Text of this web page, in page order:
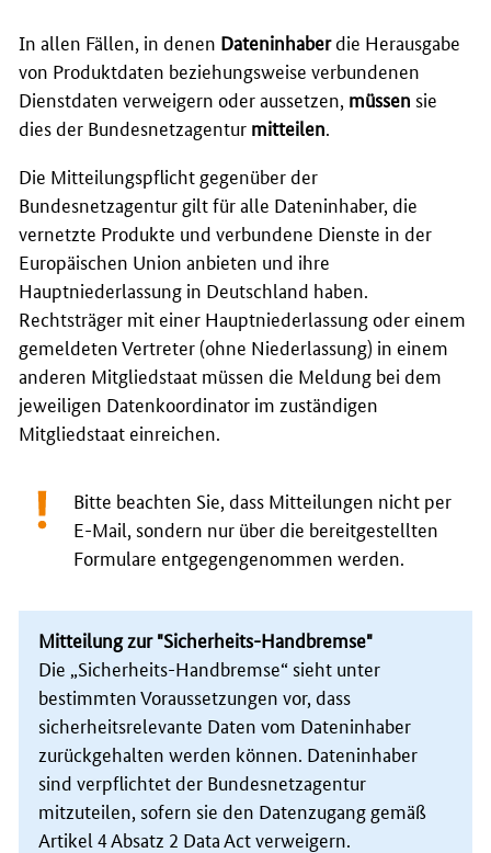
In allen Fällen, in denen Dateninhaberdie Herausgabe
von Produktdaten beziehungsweise verbundenen
Dienstdaten verweigern oder aussetzen, müssen sie
dies der Bundesnetzagentur mitteilen.
Die Mitteilungspflicht gegenüber der
Bundesnetzagentur gilt für alle Dateninhaber, die
vernetzte Produkte und verbundene Dienste in der
Europäischen Union anbieten und ihre
Hauptniederlassung in Deutschland haben.
Rechtsträger mit einer Hauptniederlassung oder einem
gemeldeten Vertreter (ohne Niederlassung) in einem
anderen Mitgliedstaat müssen die Meldung bei dem
jeweiligen Datenkoordinator im zuständigen
Mitgliedstaat einreichen.
Bitte beachten Sie, dass Mitteilungen nicht per
E-Mail, sondern nur über die bereitgestellten
Formulare entgegengenommen werden.
Mitteilung zur "Sicherheits-Handbremse"
Die „Sicherheits-Handbremse“ sieht unter
bestimmten Voraussetzungen vor, dass
sicherheitsrelevante Daten vom Dateninhaber
zurückgehalten werden können. Dateninhaber
sind verpflichtet der Bundesnetzagentur
mitzuteilen, sofern sie den Datenzugang gemäß
Artikel 4 Absatz 2 Data Act verweigern.